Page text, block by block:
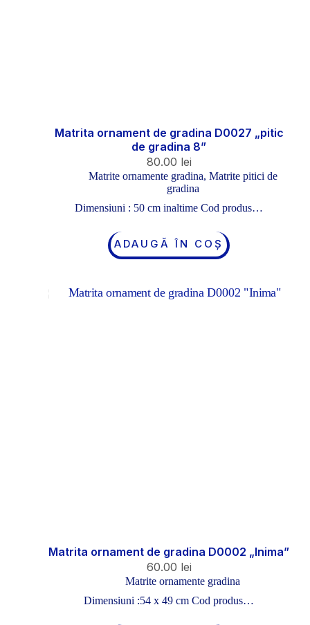
Matrita ornament de gradina D0027 „pitic
de gradina 8”
80.00 lei
Matrite ornamente gradina, Matrite pitici de
gradina
Dimensiuni : 50 cm inaltime Cod produs…
ADAUGĂ ÎN COȘ
Matrita ornament de gradina D0002 „Inima”
60.00 lei
Matrite ornamente gradina
Dimensiuni :54 x 49 cm Cod produs…